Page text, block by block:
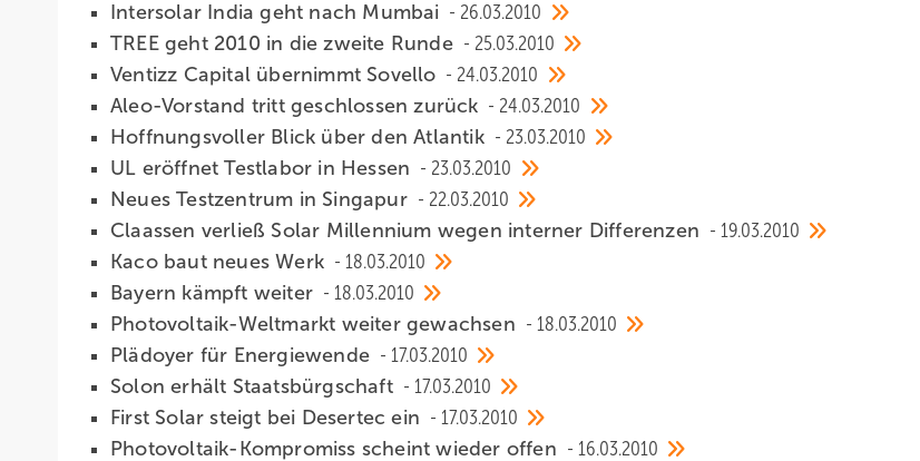
Intersolar India geht nach Mumbai
26.03.2010
TREE geht 2010 in die zweite Runde
25.03.2010
Ventizz Capital übernimmt Sovello
24.03.2010
Aleo-Vorstand tritt geschlossen zurück
24.03.2010
Hoffnungsvoller Blick über den Atlantik
23.03.2010
UL eröffnet Testlabor in Hessen
23.03.2010
Neues Testzentrum in Singapur
22.03.2010
Claassen verließ Solar Millennium wegen interner Differenzen
19.03.2010
Kaco baut neues Werk
18.03.2010
Bayern kämpft weiter
18.03.2010
Photovoltaik-Weltmarkt weiter gewachsen
18.03.2010
Plädoyer für Energiewende
17.03.2010
Solon erhält Staatsbürgschaft
17.03.2010
First Solar steigt bei Desertec ein
17.03.2010
Photovoltaik-Kompromiss scheint wieder offen
16.03.2010